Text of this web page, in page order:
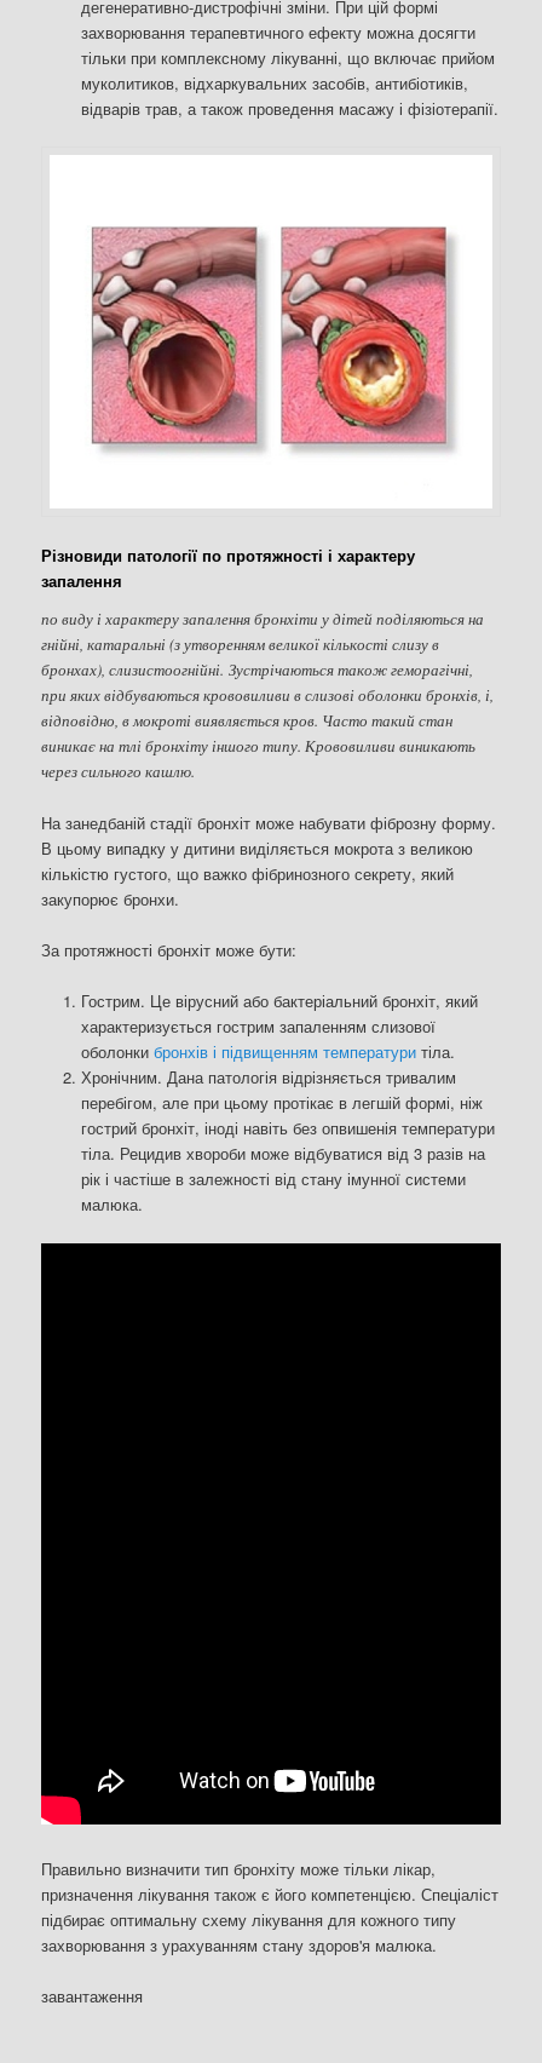
дегенеративно-дистрофічні зміни. При цій формі
захворювання терапевтичного ефекту можна досягти
тільки при комплексному лікуванні, що включає прийом
муколитиков, відхаркувальних засобів, антибіотиків,
відварів трав, а також проведення масажу і фізіотерапії.
Різновиди патології по протяжності і характеру
запалення
по виду і характеру запалення бронхіти у дітей поділяються на
гнійні, катаральні (з утворенням великої кількості слизу в
бронхах), слизистоогнійні. Зустрічаються також геморагічні,
при яких відбуваються крововиливи в слизові оболонки бронхів, і,
відповідно, в мокроті виявляється кров. Часто такий стан
виникає на тлі бронхіту іншого типу. Крововиливи виникають
через сильного кашлю.
На занедбаній стадії бронхіт може набувати фіброзну форму.
В цьому випадку у дитини виділяється мокрота з великою
кількістю густого, що важко фібринозного секрету, який
закупорює бронхи.
За протяжності бронхіт може бути:
Гострим. Це вірусний або бактеріальний бронхіт, який
характеризується гострим запаленням слизової
оболонки бронхів і підвищенням температури тіла.
Хронічним. Дана патологія відрізняється тривалим
перебігом, але при цьому протікає в легшій формі, ніж
гострий бронхіт, іноді навіть без опвишенія температури
тіла. Рецидив хвороби може відбуватися від 3 разів на
рік і частіше в залежності від стану імунної системи
малюка.
Правильно визначити тип бронхіту може тільки лікар,
призначення лікування також є його компетенцією. Спеціаліст
підбирає оптимальну схему лікування для кожного типу
захворювання з урахуванням стану здоров'я малюка.
завантаження